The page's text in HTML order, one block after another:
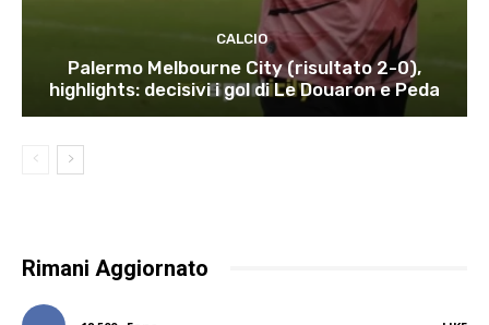
CALCIO
Palermo Melbourne City (risultato 2-0),
highlights: decisivi i gol di Le Douaron e Peda
Rimani Aggiornato